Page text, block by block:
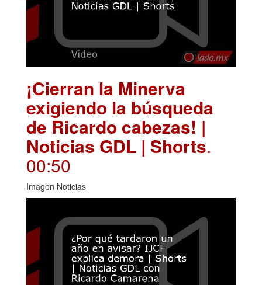
¡Cierran la Minerva
exigiendo la búsqueda
de Ricardo cabezas! |
Noticias GDL | Shorts.
00:50
Imagen Noticias